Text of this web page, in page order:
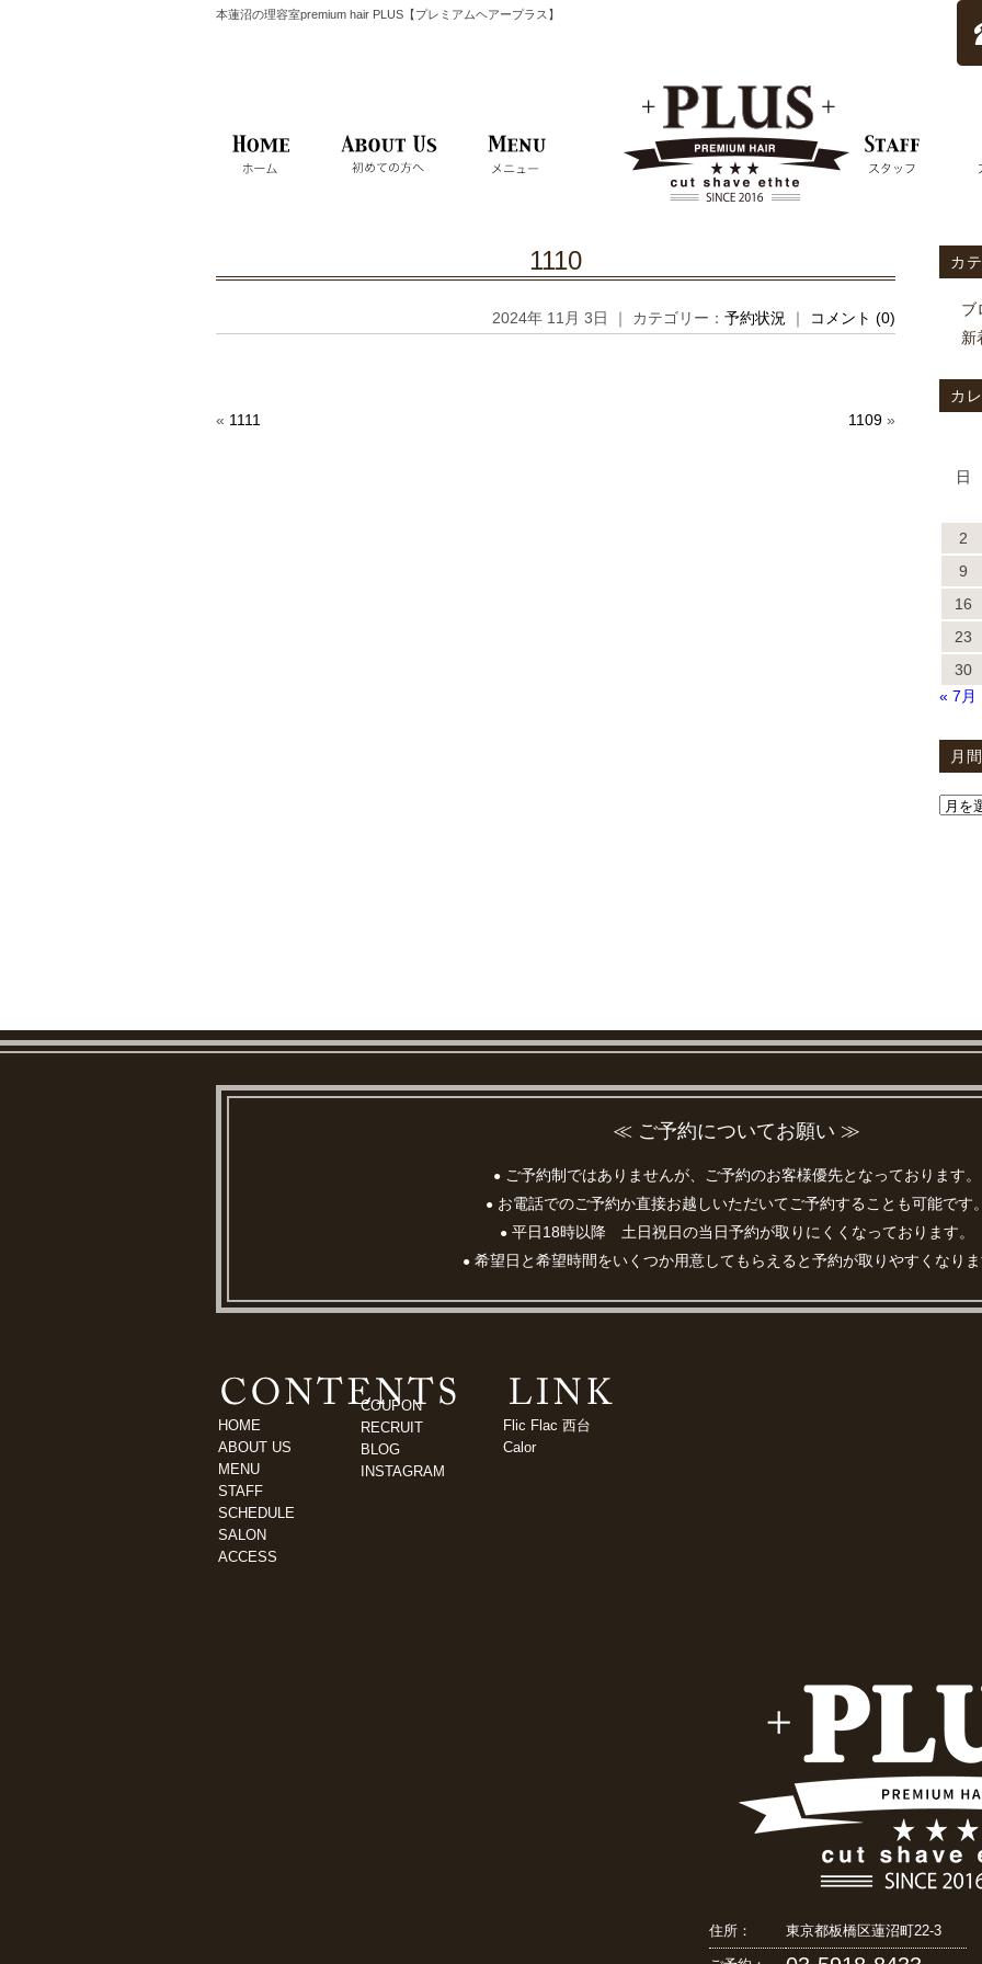
本蓮沼の理容室premium hair PLUS【プレミアムヘアープラス】
1110
2024年 11月 3日 ｜ カテゴリー： 予約状況 ｜ コメント (0)
« 1111 1109 »
カ
ブ
新
カ
日
2
9
16
23
30
« 7月
月
≪ ご予約についてお願い ≫
●ご予約制ではありませんが、ご予約のお客様優先となっております。
●お電話でのご予約か直接お越しいただいてご予約することも可能です
●平日18時以降 土日祝日の当日予約が取りにくくなっております。
●希望日と希望時間をいくつか用意してもらえると予約が取りやすくなり
HOME
ABOUT US
MENU
STAFF
SCHEDULE
SALON
ACCESS
COUPON
RECRUIT
BLOG
INSTAGRAM
Flic Flac 西台
Calor
住所： 東京都板橋区蓮沼町22-3